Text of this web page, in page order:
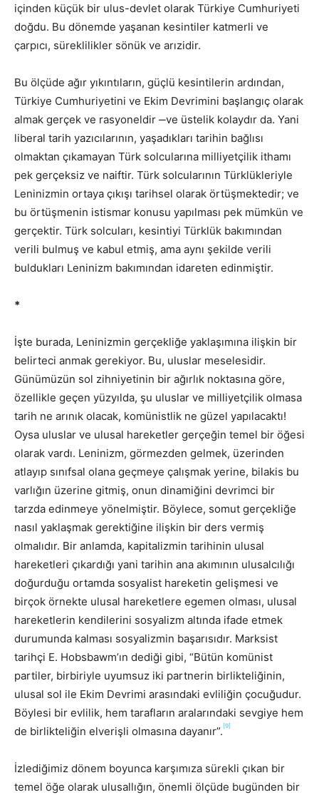
içinden küçük bir ulus-devlet olarak Türkiye Cumhuriyeti
doğdu. Bu dönemde yaşanan kesintiler katmerli ve
çarpıcı, süreklilikler sönük ve arızidir.
Bu ölçüde ağır yıkıntıların, güçlü kesintilerin ardından,
Türkiye Cumhuriyetini ve Ekim Devrimini başlangıç olarak
almak gerçek ve rasyoneldir ‒ve üstelik kolaydır da. Yani
liberal tarih yazıcılarının, yaşadıkları tarihin bağlısı
olmaktan çıkamayan Türk solcularına milliyetçilik ithamı
pek gerçeksiz ve naiftir. Türk solcularının Türklükleriyle
Leninizmin ortaya çıkışı tarihsel olarak örtüşmektedir; ve
bu örtüşmenin istismar konusu yapılması pek mümkün ve
gerçektir. Türk solcuları, kesintiyi Türklük bakımından
verili bulmuş ve kabul etmiş, ama aynı şekilde verili
buldukları Leninizm bakımından idareten edinmiştir.
*
İşte burada, Leninizmin gerçekliğe yaklaşımına ilişkin bir
belirteci anmak gerekiyor. Bu, uluslar meselesidir.
Günümüzün sol zihniyetinin bir ağırlık noktasına göre,
özellikle geçen yüzyılda, şu uluslar ve milliyetçilik olmasa
tarih ne arınık olacak, komünistlik ne güzel yapılacaktı!
Oysa uluslar ve ulusal hareketler gerçeğin temel bir öğesi
olarak vardı. Leninizm, görmezden gelmek, üzerinden
atlayıp sınıfsal olana geçmeye çalışmak yerine, bilakis bu
varlığın üzerine gitmiş, onun dinamiğini devrimci bir
tarzda edinmeye yönelmiştir. Böylece, somut gerçekliğe
nasıl yaklaşmak gerektiğine ilişkin bir ders vermiş
olmalıdır. Bir anlamda, kapitalizmin tarihinin ulusal
hareketleri çıkardığı yani tarihin ana akımının ulusalcılığı
doğurduğu ortamda sosyalist hareketin gelişmesi ve
birçok örnekte ulusal hareketlere egemen olması, ulusal
hareketlerin kendilerini sosyalizm altında ifade etmek
durumunda kalması sosyalizmin başarısıdır. Marksist
tarihçi E. Hobsbawm’ın dediği gibi, “Bütün komünist
partiler, birbiriyle uyumsuz iki partnerin birlikteliğinin,
ulusal sol ile Ekim Devrimi arasındaki evliliğin çocuğudur.
Böylesi bir evlilik, hem tarafların aralarındaki sevgiye hem
de birlikteliğin elverişli olmasına dayanır”. [9]
İzlediğimiz dönem boyunca karşımıza sürekli çıkan bir
temel öğe olarak ulusallığın, önemli ölçüde bugünden bir